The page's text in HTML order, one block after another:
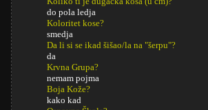
do pola ledja
Koloritet kose?
smedja
Da li si se ikad šišao/la na "šerpu"?
da
Krvna Grupa?
nemam pojma
Boja Kože?
kako kad